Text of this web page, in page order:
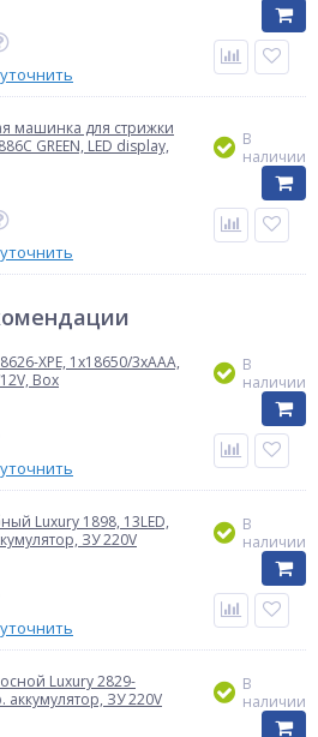
уточнить
машинка для стрижки
GREEN, LED display,
уточнить
В
наличии
XPE, 1х18650/3xAAA,
Box
уточнить
В
наличии
Luxury 1898, 13LED,
ЗУ 220V
уточнить
В
наличии
Luxury 2829-
аккумулятор, ЗУ 220V
В
наличии